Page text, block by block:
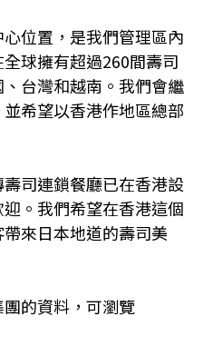
位置，是我們管理區內
球擁有超過260間壽司
台灣和越南。我們會繼
希望以香港作地區總部
司連鎖餐廳已在香港設
。我們希望在香港這個
來日本地道的壽司美
的資料，可瀏覽